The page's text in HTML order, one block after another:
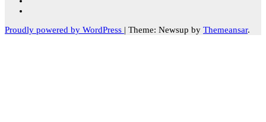
Proudly powered by WordPress | Theme: Newsup by Themeansar.